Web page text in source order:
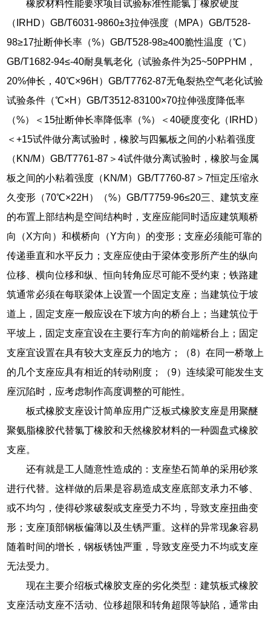
橡胶材料性能要求项目试验标准性能氯丁橡胶硬度
（IRHD）GB/T6031-9860±3拉伸强度（MPA）GB/T528-
98≥17扯断伸长率（%）GB/T528-98≥400脆性温度（℃）
GB/T1682-94≤-40耐臭氧老化（试验条件为25~50PPHM，
20%伸长，40℃×96H）GB/T7762-87无龟裂热空气老化试验
试验条件（℃×H）GB/T3512-83100×70拉伸强度降低率
（%）＜15扯断伸长率降低率（%）＜40硬度变化（IRHD）
＜+15试件做分离试验时，橡胶与四氟板之间的小粘着强度
（KN/M）GB/T7761-87＞4试件做分离试验时，橡胶与金属
板之间的小粘着强度（KN/M）GB/T7760-87＞7恒定压缩永
久变形（70℃×22H）（%）GB/T7759-96≤20三、建筑支座
的布置上部结构是空间结构时，支座应能同时适应建筑顺桥
向（X方向）和横桥向（Y方向）的变形；支座必须能可靠的
传递垂直和水平反力；支座应使由于梁体变形所产生的纵向
位移、横向位移和纵、恒向转角应尽可能不受约束；铁路建
筑通常必须在每联梁体上设置一个固定支座；当建筑位于坡
道上，固定支座一般应设在下坡方向的桥台上；当建筑位于
平坡上，固定支座宜设在主要行车方向的前端桥台上；固定
支座宜设置在具有较大支座反力的地方；（8）在同一桥墩上
的几个支座应具有相近的转动刚度；（9）连续梁可能发生支
座沉陷时，应考虑制作高度调整的可能性。
板式橡胶支座设计简单应用广泛板式橡胶支座是用聚醚
聚氨脂橡胶代替氯丁橡胶和天然橡胶材料的一种圆盘式橡胶
支座。
还有就是工人随意性造成的：支座垫石简单的采用砂浆
进行代替。这样做的后果是容易造成支座底部支承力不够、
或不均匀，使得砂浆破裂或支座受力不均，导致支座扭曲变
形；支座顶部钢板偏薄以及生锈严重。这样的异常现象容易
随着时间的增长，钢板锈蚀严重，导致支座受力不均或支座
无法受力。
现在主要介绍板式橡胶支座的劣化类型：建筑板式橡胶
支座活动支座不活动、位移超限和转角超限等缺陷，通常由